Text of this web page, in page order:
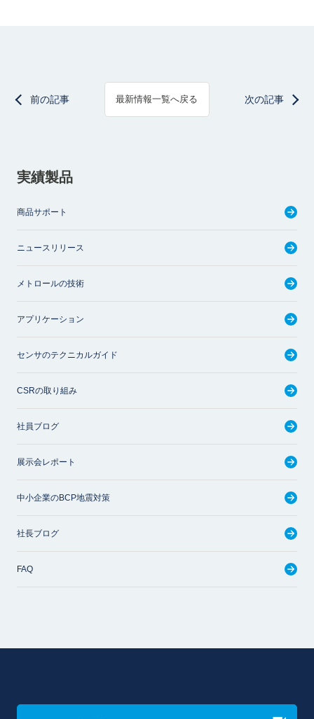
前の記事 最新情報一覧へ戻る 次の記事
実績製品
商品サポート
ニュースリリース
メトロールの技術
アプリケーション
センサのテクニカルガイド
CSRの取り組み
社員ブログ
展示会レポート
中小企業のBCP地震対策
社長ブログ
FAQ